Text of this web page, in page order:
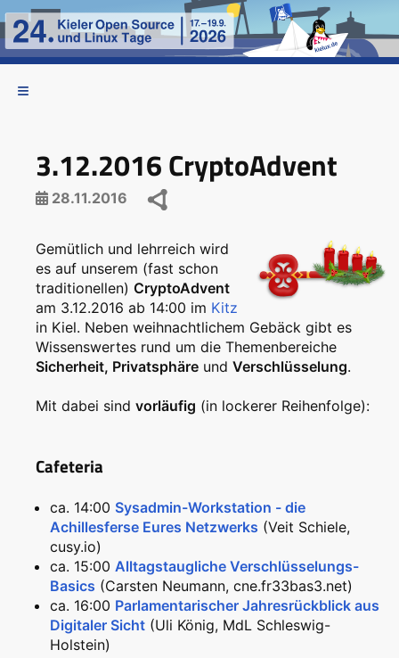
3.12.2016 CryptoAdvent
28.11.2016
Gemütlich und lehrreich wird
es auf unserem (fast schon
traditionellen) CryptoAdvent
am 3.12.2016 ab 14:00 im Kitz
in Kiel. Neben weihnachtlichem Gebäck gibt es
Wissenswertes rund um die Themenbereiche
Sicherheit, Privatsphäre und Verschlüsselung.
Mit dabei sind vorläufig (in lockerer Reihenfolge):
Cafeteria
ca. 14:00 Sysadmin-Workstation - die
Achillesferse Eures Netzwerks (Veit Schiele,
cusy.io)
ca. 15:00 Alltagstaugliche Verschlüsselungs-
Basics (Carsten Neumann, cne.fr33bas3.net)
ca. 16:00 Parlamentarischer Jahresrückblick aus
Digitaler Sicht (Uli König, MdL Schleswig-
Holstein)